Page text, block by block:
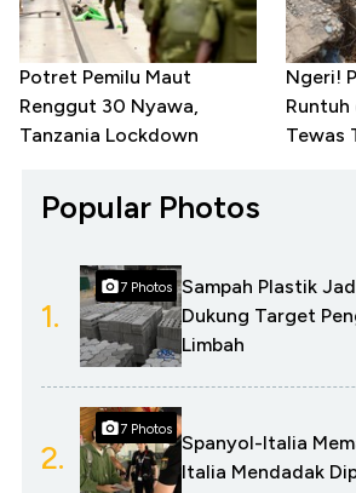
Potret Pemilu Maut
Renggut 30 Nyawa,
Tanzania Lockdown
Ngeri!
Runtuh
Tewas
Popular Photos
1.
7 Photos
Sampah Plastik
Dukung Target
Limbah
2.
7 Photos
Spanyol-Italia
Italia Mendadak